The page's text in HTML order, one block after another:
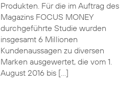
Produkten. Für die im Auftrag des
Magazins FOCUS MONEY
durchgeführte Studie wurden
insgesamt 6 Millionen
Kundenaussagen zu diversen
Marken ausgewertet, die vom 1.
August 2016 bis […]